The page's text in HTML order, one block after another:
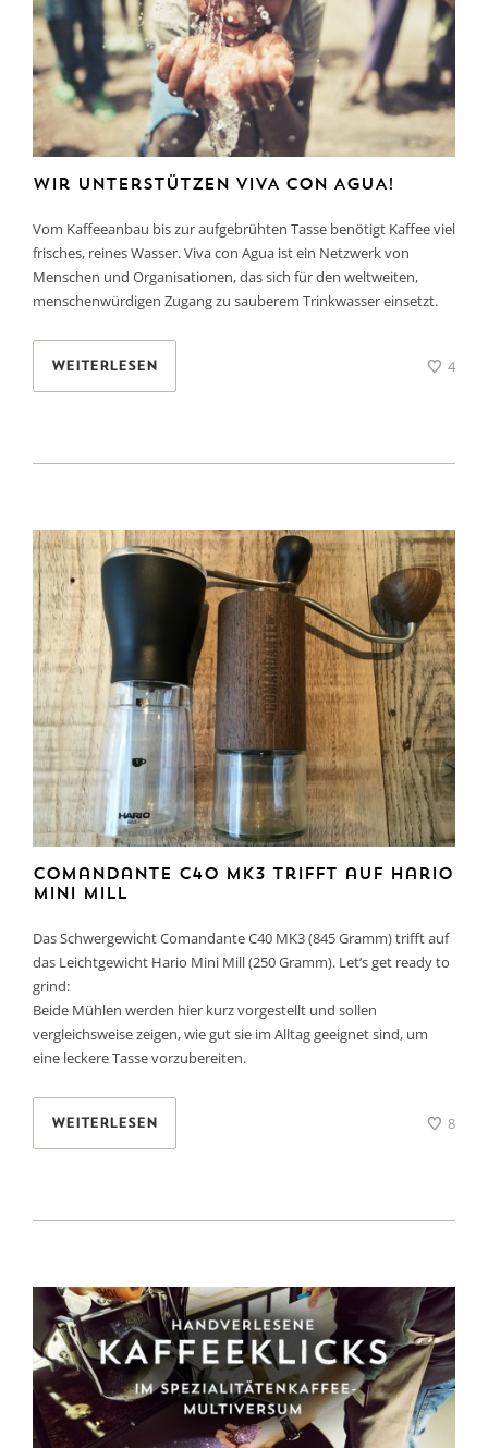
Wir unterstützen VIVA CON AGUA!
Vom Kaffeeanbau bis zur aufgebrühten Tasse benötigt Kaffee viel
frisches, reines Wasser. Viva con Agua ist ein Netzwerk von
Menschen und Organisationen, das sich für den weltweiten,
menschenwürdigen Zugang zu sauberem Trinkwasser einsetzt.
WEITERLESEN 4
Comandante C40 MK3 trifft auf Hario
Mini Mill
Das Schwergewicht Comandante C40 MK3 (845 Gramm) trifft auf
das Leichtgewicht Hario Mini Mill (250 Gramm). Let’s get ready to
grind:
Beide Mühlen werden hier kurz vorgestellt und sollen
vergleichsweise zeigen, wie gut sie im Alltag geeignet sind, um
eine leckere Tasse vorzubereiten.
WEITERLESEN 8